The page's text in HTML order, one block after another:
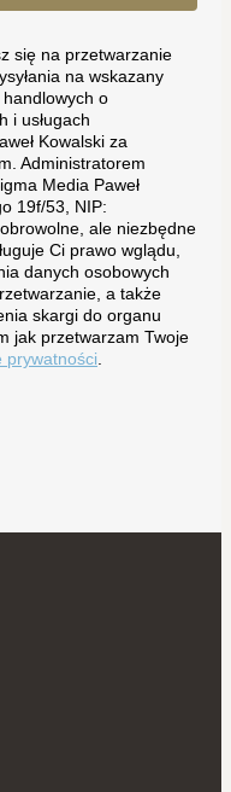
się na przetwarzanie
na wskazany
o
i usługach
Kowalski za
Administratorem
Media Paweł
19f/53, NIP:
ale niezbędne
Ci prawo wglądu,
danych osobowych
a także
skargi do organu
jak przetwarzam Twoje
prywatności